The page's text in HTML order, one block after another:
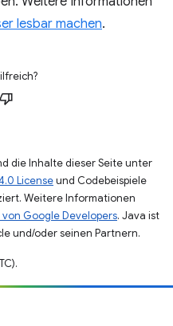
lesbar machen.
die Inhalte dieser Seite unter
Licenseund Codebeispiele
Weitere Informationen
Google Developers. Java ist
und/oder seinen Partnern.